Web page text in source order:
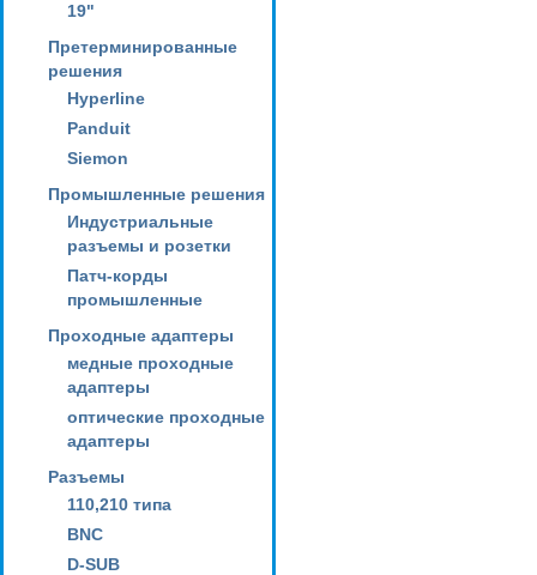
19"
Претерминированные
решения
Hyperline
Panduit
Siemon
Промышленные решения
Индустриальные
разъемы и розетки
Патч-корды
промышленные
Проходные адаптеры
медные проходные
адаптеры
оптические проходные
адаптеры
Разъемы
110,210 типа
BNC
D-SUB